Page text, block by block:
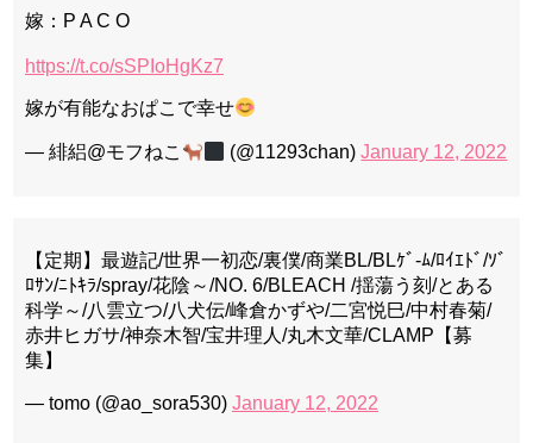
嫁：P A C O
https://t.co/sSPIoHgKz7
嫁が有能なおぱこで幸せ
— 緋絽@モフねこ (@11293chan)January 12, 2022
【定期】最遊記/世界一初恋/裏僕/商業BL/BLｹﾞ-ﾑ/ﾛｲｴﾄﾞ/ｿﾞ
ﾛｻﾝ/ﾆﾄｷﾗ/spray/花陰～/NO. 6/BLEACH /揺蕩う刻/とある
科学～/八雲立つ/八犬伝/峰倉かずや/二宮悦巳/中村春菊/
赤井ヒガサ/神奈木智/宝井理人/丸木文華/CLAMP【募
集】
— tomo (@ao_sora530) January 12, 2022